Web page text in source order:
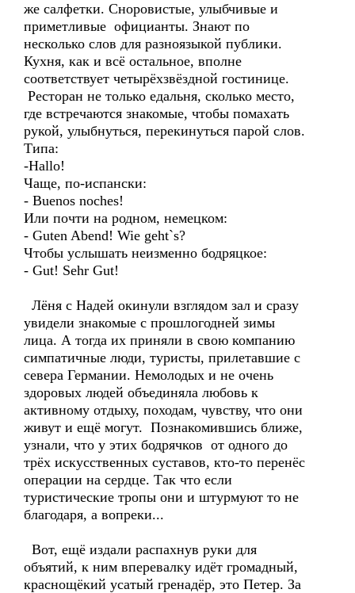
же салфетки. Сноровистые, улыбчивые и
приметливые официанты. Знают по
несколько слов для разноязыкой публики.
Кухня, как и всё остальное, вполне
соответствует четырёхзвёздной гостинице.
Ресторан не только едальня, сколько место,
где встречаются знакомые, чтобы помахать
рукой, улыбнуться, перекинуться парой слов.
Типа:
-Hallo!
Чаще, по-испански:
- Buenos noches!
Или почти на родном, немецком:
- Guten Abend! Wie geht`s?
Чтобы услышать неизменно бодряцкое:
- Gut! Sehr Gut!
Лёня с Надей окинули взглядом зал и сразу
увидели знакомые с прошлогодней зимы
лица. А тогда их приняли в свою компанию
симпатичные люди, туристы, прилетавшие с
севера Германии. Немолодых и не очень
здоровых людей объединяла любовь к
активному отдыху, походам, чувству, что они
живут и ещё могут. Познакомившись ближе,
узнали, что у этих бодрячков от одного до
трёх искусственных суставов, кто-то перенёс
операции на сердце. Так что если
туристические тропы они и штурмуют то не
благодаря, а вопреки...
Вот, ещё издали распахнув руки для
объятий, к ним вперевалку идёт громадный,
краснощёкий усатый гренадёр, это Петер. За